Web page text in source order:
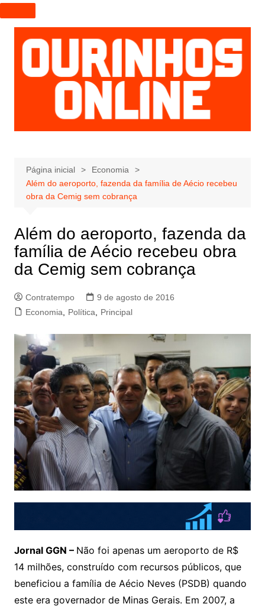
I
r
p
a
r
a
e
ú
d
Página inicial
Economia
Além do aeroporto, fazenda da família de Aécio recebeu
obra da Cemig sem cobrança
Além do aeroporto, fazenda da
família de Aécio recebeu obra
da Cemig sem cobrança
Contratempo
9 de agosto de 2016
Economia
Política Principal
Jornal GGN – Não foi apenas um aeroporto de R$
14 milhões, construído com recursos públicos, que
beneficiou a família de Aécio Neves (PSDB) quando
este era governador de Minas Gerais. Em 2007, a